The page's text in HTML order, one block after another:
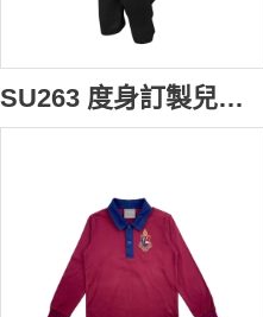
SU263 度身訂製兒童校服套裝 自製繡花logo款校服 設計小童校服供應商